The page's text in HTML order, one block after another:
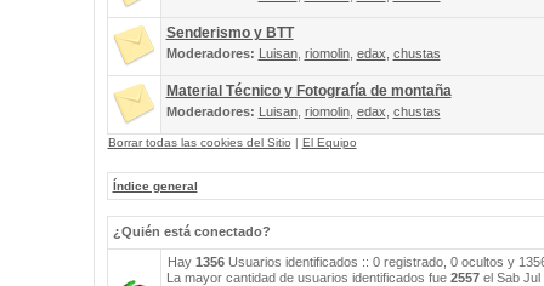
Senderismo y BTT
Moderadores: Luisan, riomolin, edax chustas
Material Técnico y Fotografía de montaña
Moderadores: Luisan, riomolin, edax chustas
Borrar todas las cookies del Sitio | El Equipo
Índice general
¿Quién está conectado?
Hay 1356Usuarios identificados :: 0 registrado, 0 ocultos y
La mayor cantidad de usuarios identificados fue 2557el Sab Jul